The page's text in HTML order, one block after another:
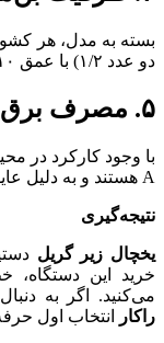
دو عدد ۱/۲) با عمق ۱۰ تا ۱۵ سانتی‌متر را دارد.
۵. مصرف برق این دستگاه‌ها چقدر است؟
با وجود کارکرد در
A هستند و به دلیل عایق‌بندی قوی، اتلاف انرژی کمی دارند.
نتیجه‌گیری
یخچال زیر گریل
خرید این
می‌کنید. اگر به
راکار
انتخاب اول